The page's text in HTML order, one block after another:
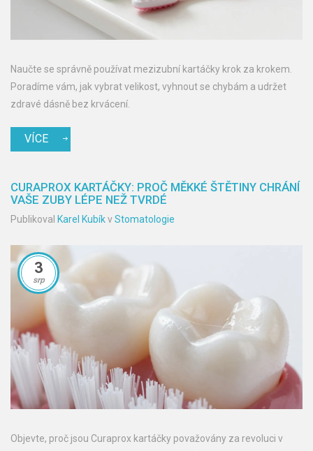
Naučte se správně používat mezizubní kartáčky krok za krokem.
Poradíme vám, jak vybrat velikost, vyhnout se chybám a udržet
zdravé dásně bez krvácení.
VÍCE
CURAPROX KARTÁČKY: PROČ MĚKKÉ ŠTĚTINY CHRÁNÍ
VAŠE ZUBY LÉPE NEŽ TVRDÉ
Publikoval Karel KubíkvStomatologie
3
srp
Objevte, proč jsou Curaprox kartáčky považovány za revoluci v